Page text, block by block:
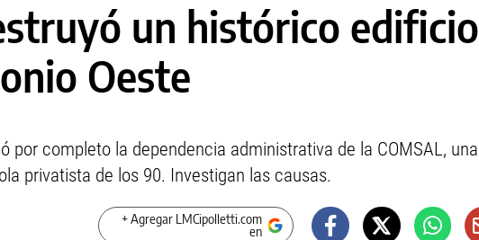
un histórico edificio
Oeste
por completo la dependencia administrativa de la COMSAL, una
privatista de los 90. Investigan las causas.
+ Agregar LMCipolletti.com
en